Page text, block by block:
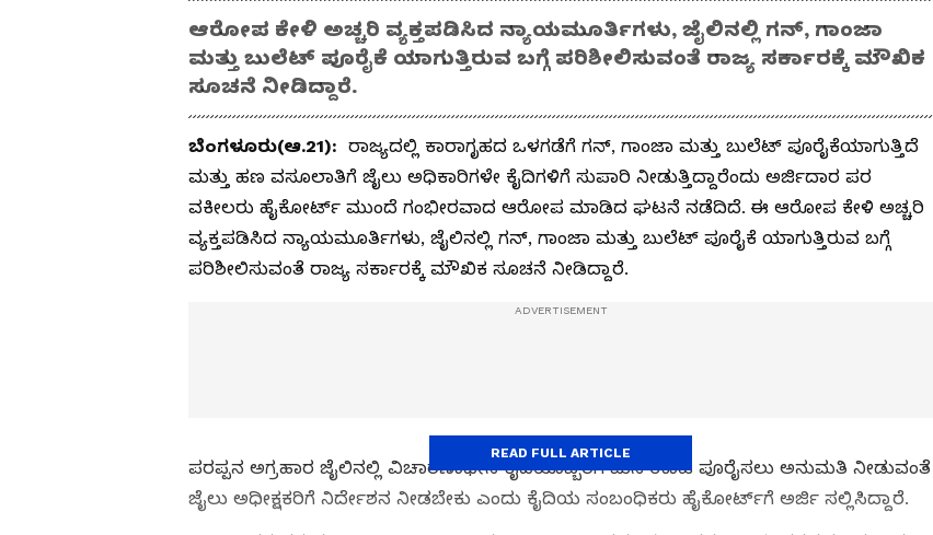
ಆರೋಪ ಕೇಳಿ ಅಚ್ಚರಿ ವ್ಯಕ್ತಪಡಿಸಿದ ನ್ಯಾಯಮೂರ್ತಿಗಳು, ಜೈಲಿನಲ್ಲಿ ಗನ್‌, ಗಾಂಜಾ
ಮತ್ತು ಬುಲೆಟ್‌ ಪೂರೈಕೆ ಯಾಗುತ್ತಿರುವ ಬಗ್ಗೆ ಪರಿಶೀಲಿಸುವಂತೆ ರಾಜ್ಯ ಸರ್ಕಾರಕ್ಕೆ ಮೌಖಿಕ
ಸೂಚನೆ ನೀಡಿದ್ದಾರೆ.
ಬೆಂಗಳೂರು(ಆ.21): ರಾಜ್ಯದಲ್ಲಿ ಕಾರಾಗೃಹದ ಒಳಗಡೆಗೆ ಗನ್‌, ಗಾಂಜಾ ಮತ್ತು ಬುಲೆಟ್‌ ಪೂರೈಕೆಯಾಗುತ್ತಿದೆ
ಮತ್ತು ಹಣ ವಸೂಲಾತಿಗೆ ಜೈಲು ಅಧಿಕಾರಿಗಳೇ ಕೈದಿಗಳಿಗೆ ಸುಪಾರಿ ನೀಡುತ್ತಿದ್ದಾರೆಂದು ಅರ್ಜಿದಾರ ಪರ
ವಕೀಲರು ಹೈಕೋರ್ಟ್‌ ಮುಂದೆ ಗಂಭೀರವಾದ ಆರೋಪ ಮಾಡಿದ ಘಟನೆ ನಡೆದಿದೆ. ಈ ಆರೋಪ ಕೇಳಿ ಅಚ್ಚರಿ
ವ್ಯಕ್ತಪಡಿಸಿದ ನ್ಯಾಯಮೂರ್ತಿಗಳು, ಜೈಲಿನಲ್ಲಿ ಗನ್‌, ಗಾಂಜಾ ಮತ್ತು ಬುಲೆಟ್‌ ಪೂರೈಕೆ ಯಾಗುತ್ತಿರುವ ಬಗ್ಗೆ
ಪರಿಶೀಲಿಸುವಂತೆ ರಾಜ್ಯ ಸರ್ಕಾರಕ್ಕೆ ಮೌಖಿಕ ಸೂಚನೆ ನೀಡಿದ್ದಾರೆ.
ಪರಪ್ಪನ ಅಗ್ರಹಾರ ಜೈಲಿನಲ್ಲಿ ವಿಚಾರಣಾಧೀನ ಕೈದಿಯೊಬ್ಬರಿಗೆ ಮನೆ ಊಟ ಪೂರೈಸಲು ಅನುಮತಿ ನೀಡುವಂತೆ
ಜೈಲು ಅಧೀಕ್ಷಕರಿಗೆ ನಿರ್ದೇಶನ ನೀಡಬೇಕು ಎಂದು ಕೈದಿಯ ಸಂಬಂಧಿಕರು ಹೈಕೋರ್ಟ್‌ಗೆ ಅರ್ಜಿ ಸಲ್ಲಿಸಿದ್ದಾರೆ.
READ FULL ARTICLE